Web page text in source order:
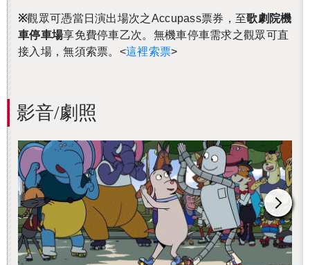
※觀眾可憑當日演出場次之Accupass票券，至歌劇院機
車停車場享免費停車乙次。無機車停車需求之觀眾可直
接入場，無須索票。<這裡索票>
影音/劇照